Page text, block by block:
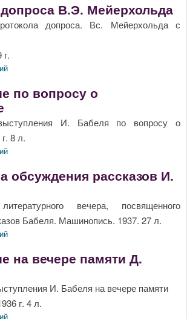
В.Э. Мейерхольда
допроса. Вс. Мейерхольда с
из допроса В.Э. Мейерхольда
по вопросу о
И. Бабеля по вопросу о
8 л.
по вопросу о формализме
обсуждения рассказов И.
вечера, посвященного
Бабеля. Машинопись. 1937. 27 л.
обсуждения рассказов И. Бабеля
на вечере памяти Д.
И. Бабеля на вечере памяти
г. 4 л.
на вечере памяти Д. Фурманова